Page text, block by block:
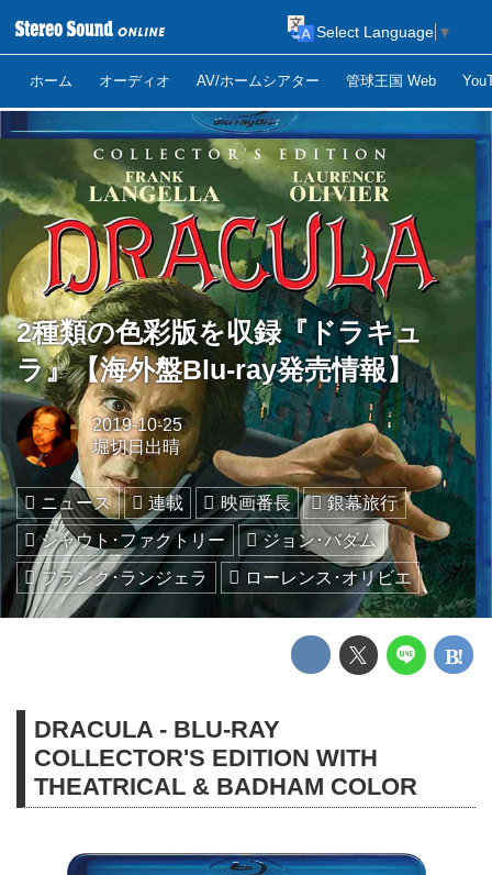
ホーム オーディオ AV/ホームシアター 管球王国 Web
Select Language ▼
2種類の色彩版を収録『ドラキュ
ラ』【海外盤Blu-ray発売情報】
2019-10-25
堀切日出晴
ニュース 連載 映画番長
銀幕旅行
シャウト･ファクトリー
ジョン･バダム
フランク･ランジェラ
ローレンス･オリビエ
DRACULA - BLU-RAY
COLLECTOR'S EDITION WITH
THEATRICAL & BADHAM COLOR